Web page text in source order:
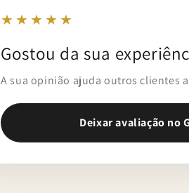
★★★★★
Gostou da sua
A sua opinião ajuda outros clientes a
Deixar avaliação no